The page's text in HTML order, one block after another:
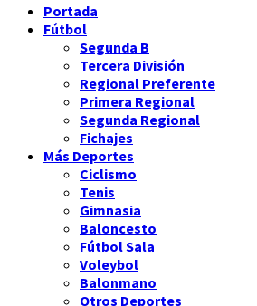
Portada
Fútbol
Segunda B
Tercera División
Regional Preferente
Primera Regional
Segunda Regional
Fichajes
Más Deportes
Ciclismo
Tenis
Gimnasia
Baloncesto
Fútbol Sala
Voleybol
Balonmano
Otros Deportes